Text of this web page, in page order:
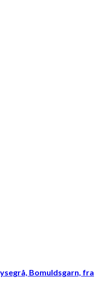
Bomuldsgarn, fra